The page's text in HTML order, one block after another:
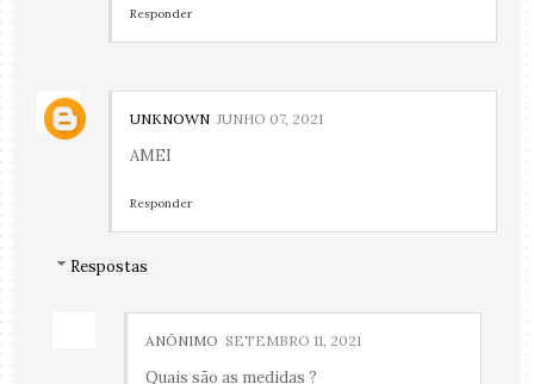
Responder
UNKNOWN JUNHO 07, 2021
AMEI
Responder
Respostas
ANÔNIMO SETEMBRO 11, 2021
Quais são as medidas ?